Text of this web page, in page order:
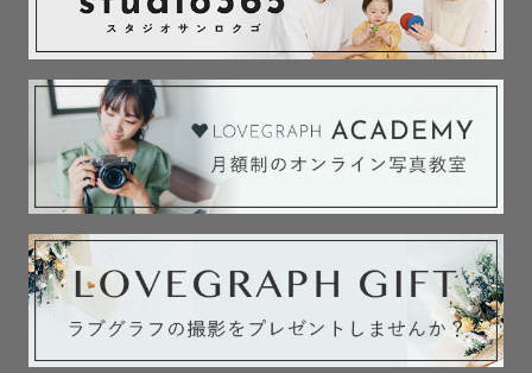
日程が△や×の場合でも撮影できる場合がございますのでお
気軽に一度ご相談ください✨
🙇‍♀️撮影許可申請のお願い🙇‍♀️
Lovegraphでの撮影は商用撮影になるため、事前に撮影地
への許可申請をお客様にお願いしております。
撮影地の許可申請がわからない場合はお気軽にご相談くだ
さい！